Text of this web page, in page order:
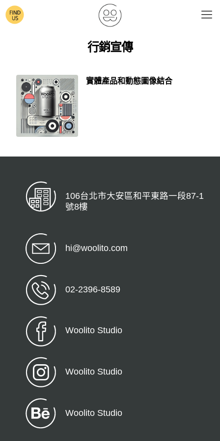
行銷宣傳
實體產品和動態圖像結合
106台北市大安區和平東路一段87-1
號8樓
hi@woolito.com
02-2396-8589
Woolito Studio
Woolito Studio
Woolito Studio